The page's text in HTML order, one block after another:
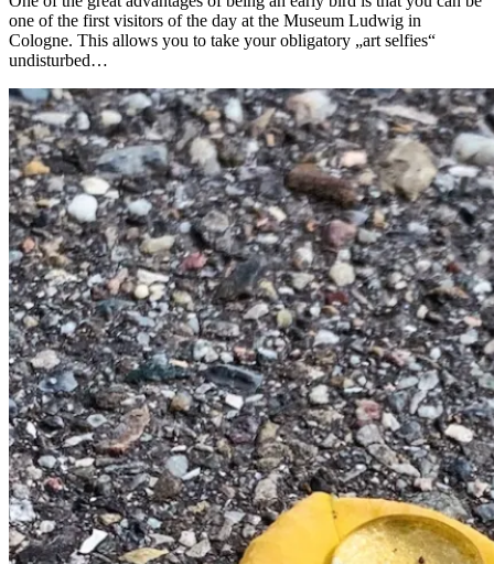
one of the first visitors of the day at the Museum Ludwig in
Cologne. This allows you to take your obligatory „art selfies“
undisturbed…